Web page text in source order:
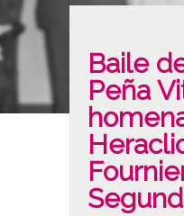
Baile
Peña